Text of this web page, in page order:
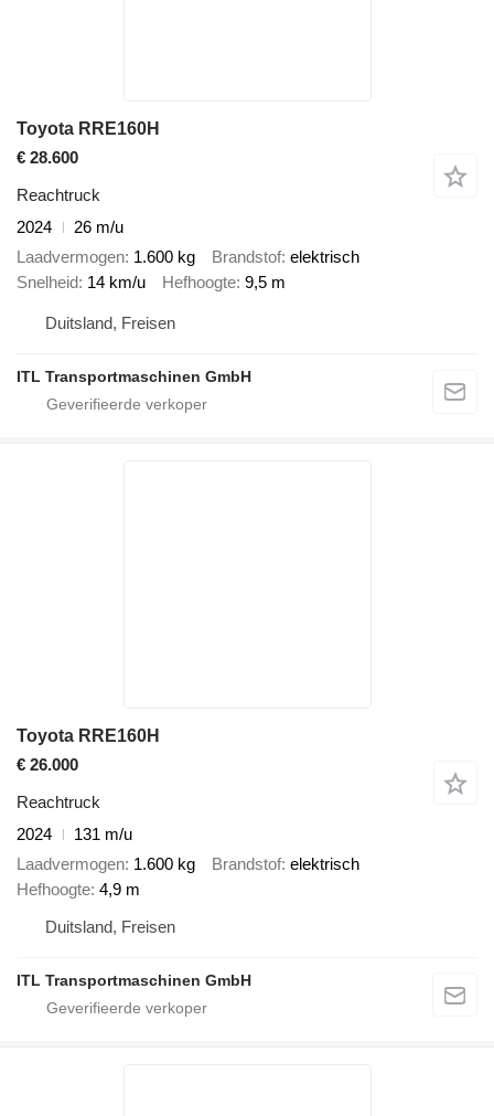
Toyota RRE160H
€ 28.600
Reachtruck
2024
26 m/u
Laadvermogen 1.600 kg Brandstof elektrisch
Snelheid 14 km/u Hefhoogte 9,5 m
Duitsland, Freisen
ITL Transportmaschinen GmbH
Toyota RRE160H
€ 26.000
Reachtruck
2024
131 m/u
Laadvermogen 1.600 kg Brandstof elektrisch
Hefhoogte 4,9 m
Duitsland, Freisen
ITL Transportmaschinen GmbH